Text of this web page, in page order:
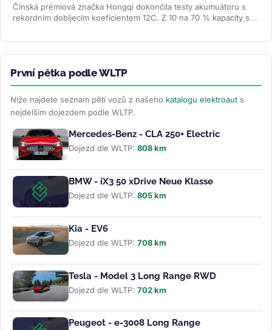
Čínská prémiová značka Hongqi dokončila testy akumuátoru s
rekordním dobíjecím koeficientem 12C. Z 10 na 70 % kapacity se
První pětka podle WLTP
Níže najdete seznam pěti vozů z našeho katalogu elektroaut s
nejdelším dojezdem podle WLTP.
Mercedes-Benz - CLA 250+ Electric
Dojezd dle WLTP: 808 km
BMW - iX3 50 xDrive Neue Klasse
Dojezd dle WLTP: 805 km
Kia - EV6
Dojezd dle WLTP: 708 km
Tesla - Model 3 Long Range RWD
Dojezd dle WLTP: 702 km
Peugeot - e-3008 Long Range